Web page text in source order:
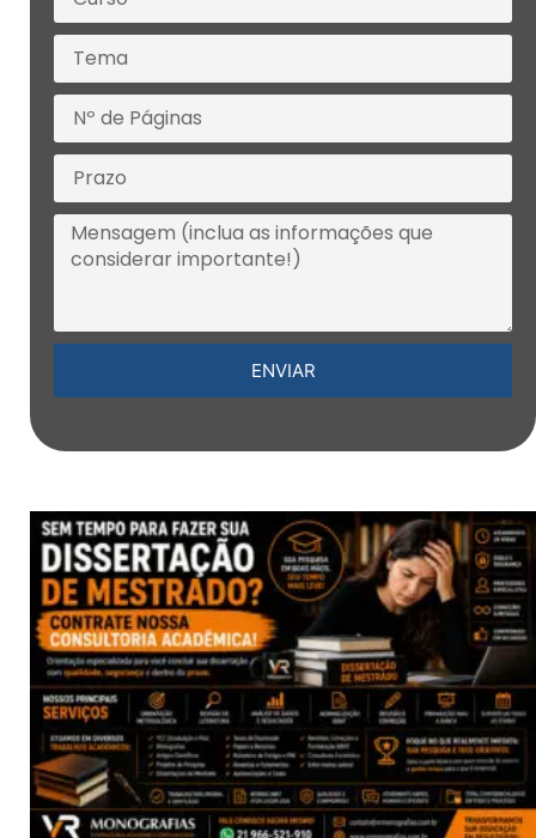
ENVIAR